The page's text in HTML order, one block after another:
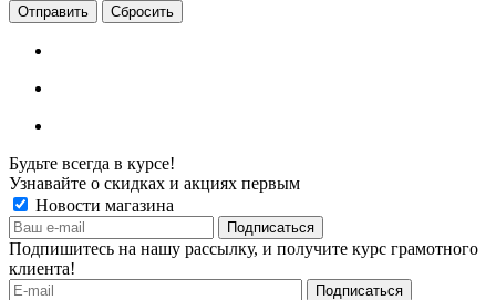
Сбросить
Будьте всегда в курсе!
Узнавайте о скидках и акциях первым
Новости магазина
Подпишитесь на нашу рассылку, и получите курс грамотного
клиента!